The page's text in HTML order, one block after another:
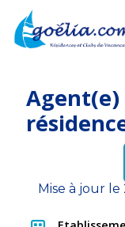
Mise à jour